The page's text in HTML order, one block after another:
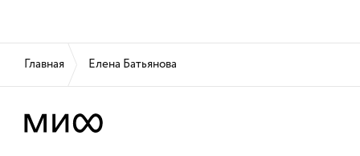
Главная Елена Батьянова